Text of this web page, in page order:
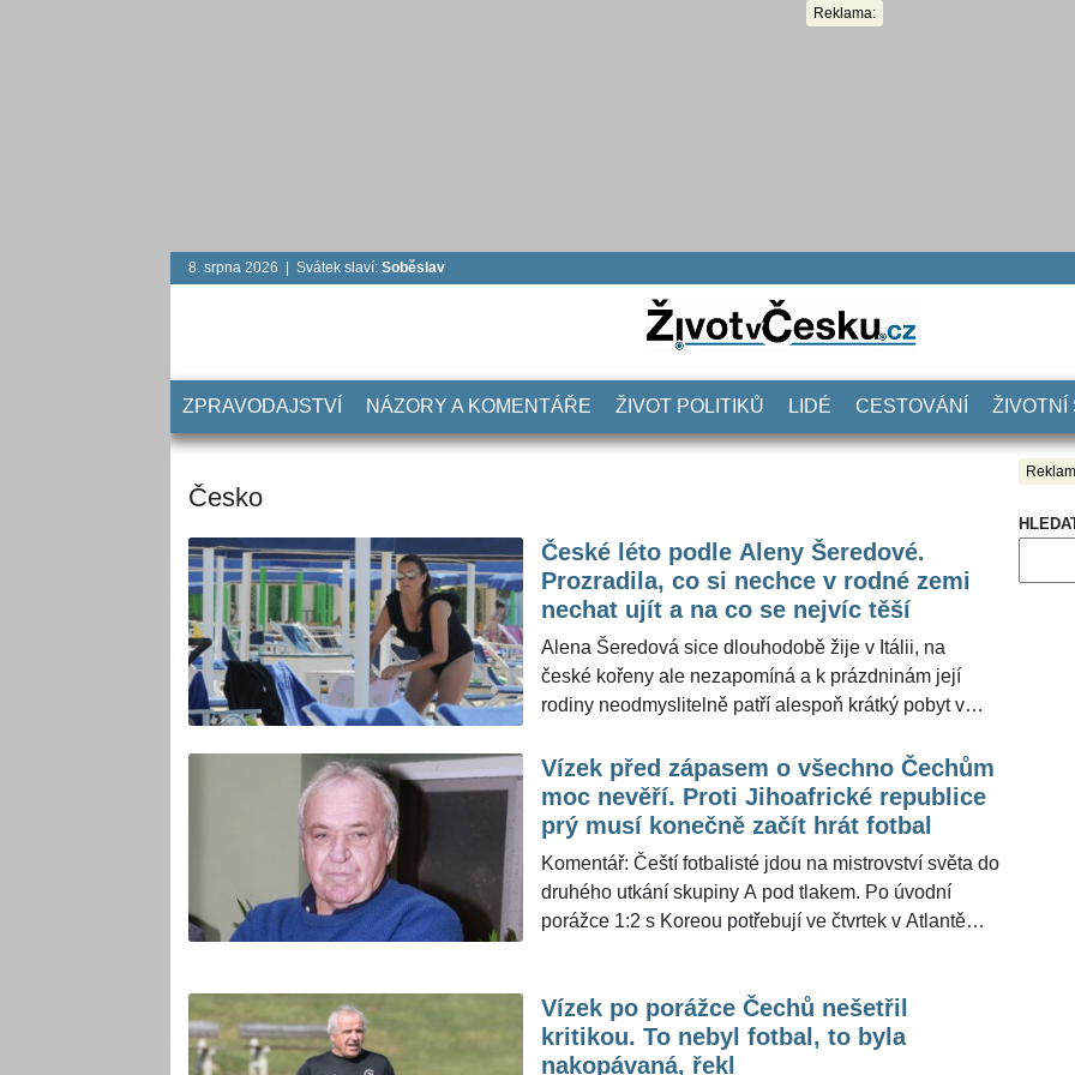
Reklama:
8. srpna 2026 | Svátek slaví: Soběslav
ZPRAVODAJSTVÍ NÁZORY A KOMENTÁŘE ŽIVOT POLITIKŮ LIDÉ CESTOVÁNÍ ŽIVOTNÍ
Česko
České léto podle Aleny Šeredové.
Prozradila, co si nechce v rodné zemi
nechat ujít a na co se nejvíc těší
Alena Šeredová sice dlouhodobě žije v Itálii, na
české kořeny ale nezapomíná a k prázdninám její
rodiny neodmyslitelně patří alespoň krátký pobyt v
někdejší vicemiss prozradila, že do Česka přiveze
především svou nejmladší dceru Vivienne, se kterou
chce udržovat tradici. Do Česka alespoň jednou za
léto totiž vždy jezdila i se svými staršími syny.
Redakce ŽivotvČesku.cz se modelky zeptala, na co
se v Čechách nejvíc těší. V plánu má návštěvy
blízkých, výlety, divadlo i obyčejnou a milou tradici –
Vízek před zápasem o všechno Čechům
moc nevěří. Proti Jihoafrické republice
prý musí konečně začít hrát fotbal
Komentář: Čeští fotbalisté jdou na mistrovství světa do
druhého utkání skupiny A pod tlakem. Po úvodní
porážce 1:2 s Koreou potřebují ve čtvrtek v Atlantě
Koubek pravděpodobně sáhne ke změnám v sestavě.
Legendární internacionál Ladislav Vízek pro
ŽivotvČesku.cz uvedl, že očekává těžký zápas,
Vízek po porážce Čechů nešetřil
kritikou. To nebyl fotbal, to byla
nakopávaná, řekl